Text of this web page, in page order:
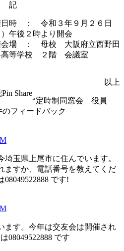
記
日時 ： 令和３年９月２６日
）午後２時より開会
会場 ： 母校 大阪府立西野田
高等学校 ２階 会議室
以上
“定時制同窓会 役員
フィードバック
埼玉県上尾市に住んでいます。
ますか、電話番号を教えてくだ
です!
ます。今年は交友会は開催され
08049522888 です